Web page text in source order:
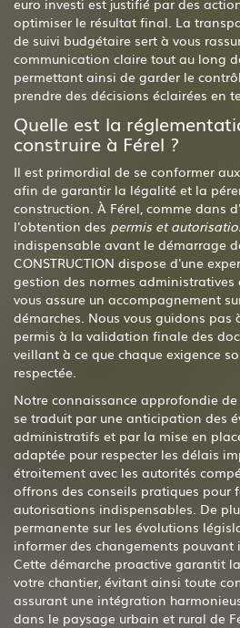
optimiser le résultat final. La
de suivi budgétaire sert à vous
communication claire tout au long
permettant ainsi de garder le
prendre des décisions éclairées en
Quelle est la
construire à Férel ?
Il est primordial de se conformer
afin de garantir la légalité et la
construction. À Férel, comme dans
l'obtention des permis et
indispensable avant le démarrage
CONSTRUCTION dispose d'une
gestion des normes administratives
vous assure un accompagnement
démarches. Nous vous guidons pas
permis à la validation finale des
veillant à ce que chaque exigence
respectée.
Notre connaissance approfondie
se traduit par une anticipation des
administratifs et par la mise en
adaptée pour respecter les délais
étroitement avec les autorités
offrons des conseils pratiques pour
autorisations indispensables. De
permanente sur les évolutions
informer des changements pouvant
Cette démarche proactive garantit la
votre chantier, évitant ainsi toute
assurant une intégration
dans le paysage urbain et rural de